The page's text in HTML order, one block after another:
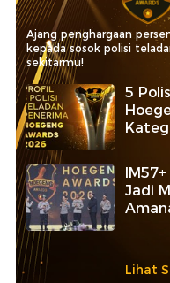
Ajang penghargaan
kepada sosok polisi
sekitarmu!
5
Jadi
Lihat